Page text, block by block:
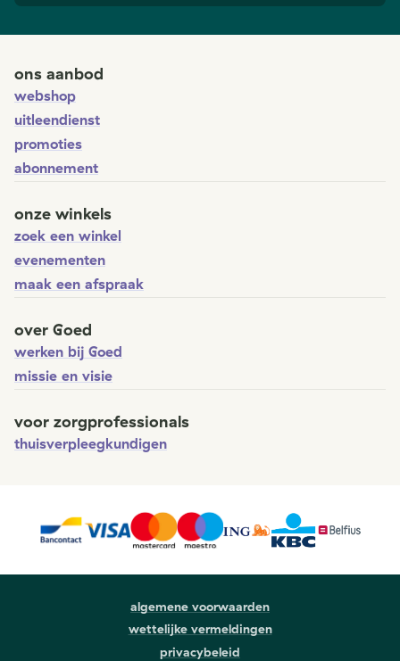
ons aanbod
webshop
uitleendienst
promoties
abonnement
onze winkels
zoek een winkel
evenementen
maak een afspraak
over Goed
werken bij Goed
missie en visie
voor zorgprofessionals
thuisverpleegkundigen
algemene voorwaarden
wettelijke vermeldingen
privacybeleid